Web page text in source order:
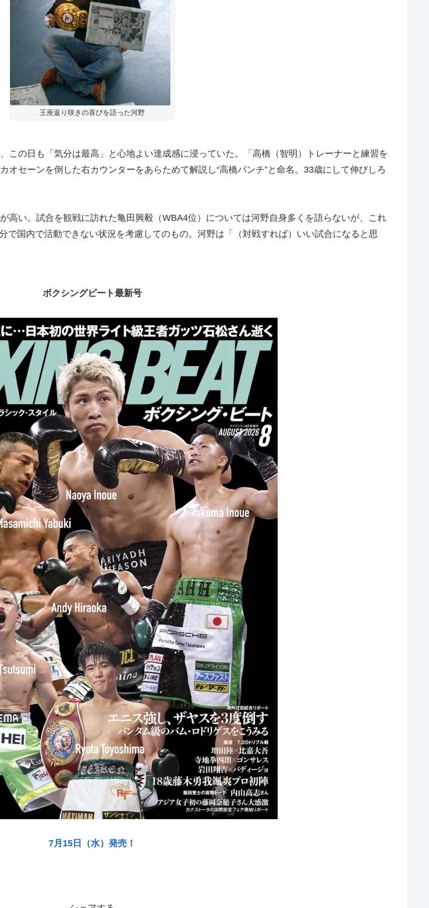
王座返り咲きの喜びを語った河野
の日も「気分は最高」と心地よい達成感に浸っていた。「高橋（智明）トレーナーと練習を
オセーンを倒した右カウンターをあらためて解説し“高橋パンチ”と命名。33歳にして伸びしろ
い。試合を観戦に訪れた亀田興毅（WBA4位）については河野自身多くを語らないが、これ
で国内で活動できない状況を考慮してのもの。河野は「（対戦すれば）いい試合になると思
ボクシングビート最新号
7月15日（水）発売！